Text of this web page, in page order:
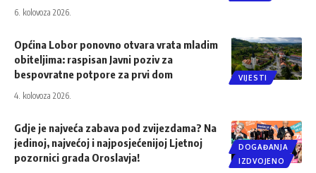
6. kolovoza 2026.
VIJESTI
Općina Lobor ponovno otvara vrata mladim
obiteljima: raspisan Javni poziv za
bespovratne potpore za prvi dom
4. kolovoza 2026.
DOGAĐANJA
IZDVOJENO
Gdje je najveća zabava pod zvijezdama? Na
jedinoj, najvećoj i najposjećenijoj Ljetnoj
pozornici grada Oroslavja!